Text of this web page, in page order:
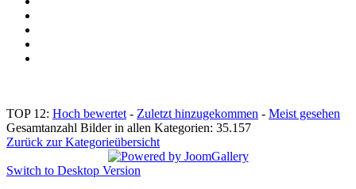
TOP 12: Hoch bewertet - Zuletzt hinzugekommen - Meist gesehen
Gesamtanzahl Bilder in allen Kategorien: 35.157
Zurück zur Kategorieübersicht
Switch to Desktop Version